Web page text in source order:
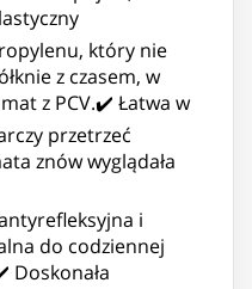
który nie
z czasem, w
z PCV.✔️ Łatwa w
przetrzeć
znów wyglądała
i
do codziennej
Doskonała